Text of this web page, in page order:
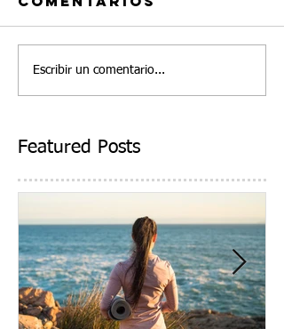
Escribir un comentario...
Featured Posts